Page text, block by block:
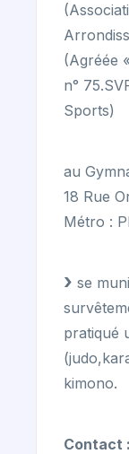
(Agréée
n°
Sports)
au
18 Rue
Métro :
se
pratiqué
kimono.
Contact :